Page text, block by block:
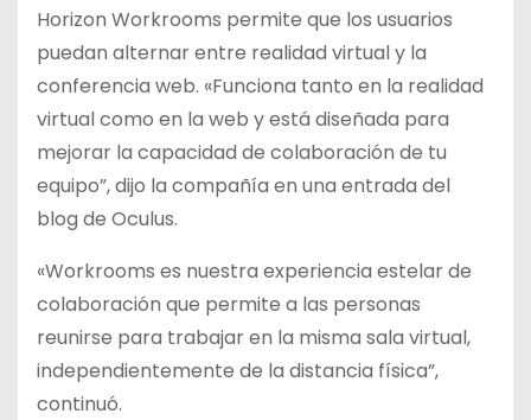
Horizon Workrooms permite que los usuarios
puedan alternar entre realidad virtual y la
conferencia web. «Funciona tanto en la realidad
virtual como en la web y está diseñada para
mejorar la capacidad de colaboración de tu
equipo”, dijo la compañía en una entrada del
blog de Oculus.
«Workrooms es nuestra experiencia estelar de
colaboración que permite a las personas
reunirse para trabajar en la misma sala virtual,
independientemente de la distancia física”,
continuó.